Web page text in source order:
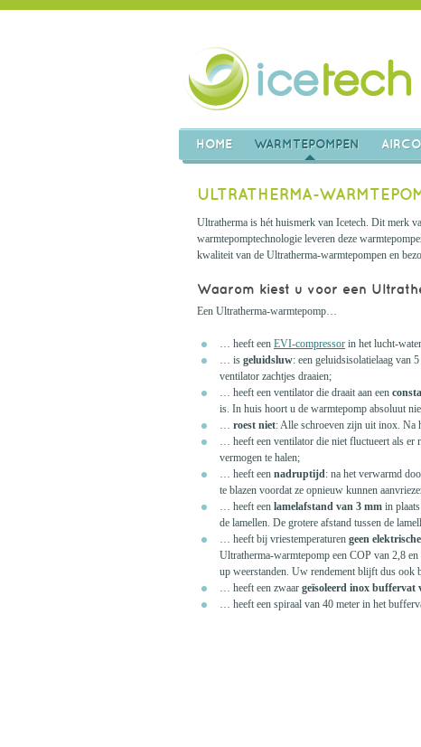
HOME WARMTEPOMPEN
ULTRATHERMA-
Ultratherma is hét huismerk van Icetech. Dit merk
warmtepomptechnologie leveren deze
kwaliteit van de Ultratherma-warmtepompen en
Waarom kiest u voor een
Een Ultratherma-warmtepomp…
… heeft een EVI-compressor in het lucht-
… is geluidsluw: een geluidsisolatielaag van
ventilator zachtjes draaien;
… heeft een ventilator die draait aan een
is. In huis hoort u de warmtepomp absoluut
… roest niet: Alle schroeven zijn uit inox. Na
… heeft een ventilator die niet fluctueert als er
vermogen te halen;
… heeft een nadruptijd: na het verwarmd
te blazen voordat ze opnieuw kunnen
… heeft een lamelafstand van 3 mm in
de lamellen. De grotere afstand tussen de
… heeft bij vriestemperaturen geen
Ultratherma-warmtepomp een COP van 2,8
up weerstanden. Uw rendement blijft dus ook
… heeft een zwaar geïsoleerd inox buffervat
… heeft een spiraal van 40 meter in het